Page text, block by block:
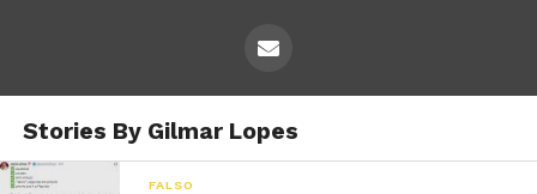
Stories By Gilmar Lopes
FALSO